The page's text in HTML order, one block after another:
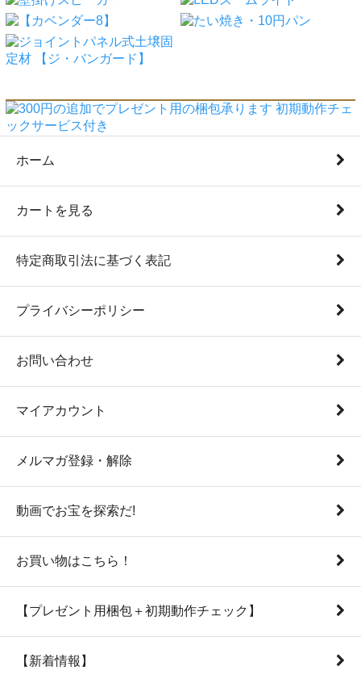
ホーム
カートを見る
特定商取引法に基づく表記
プライバシーポリシー
お問い合わせ
マイアカウント
メルマガ登録・解除
動画でお宝を探索だ!
お買い物はこちら！
【プレゼント用梱包＋初期動作チェック】
【新着情報】